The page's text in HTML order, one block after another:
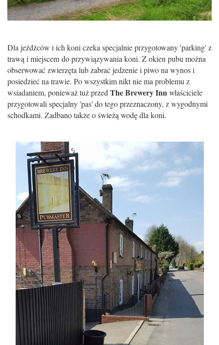
Dla jeźdźców i ich koni czeka specjalnie przygotowany 'parking' z
trawą i miejscem do przywiązywania koni. Z okien pubu można
obserwować zwierzęta lub zabrać jedzenie i piwo na wynos i
posiedzieć na trawie. Po wszystkim nikt nie ma problemu z
wsiadaniem, ponieważ tuż przed The Brewery Innwłaściciele
przygotowali specjalny 'pas' do tego przeznaczony, z wygodnymi
schodkami. Zadbano także o świeżą wodę dla koni.